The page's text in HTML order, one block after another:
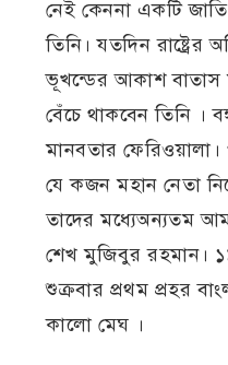
নেই কেননা একটি জাতি,
তিনি। যতদিন রাষ্ট্রের
ভূখন্ডের আকাশ বাতাস
বেঁচে থাকবেন তিনি ।
মানবতার ফেরিওয়ালা।
যে কজন মহান নেতা
তাদের মধ্যেঅন্যতম
শেখ মুজিবুর রহমান।
শুক্রবার প্রথম প্রহর
কালো মেঘ ।